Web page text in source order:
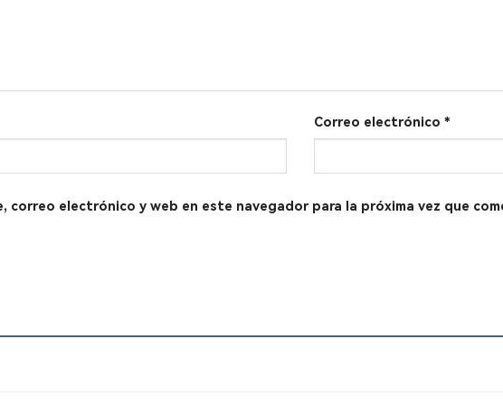
Correo electrónico *
correo electrónico y web en este navegador para la próxima vez que